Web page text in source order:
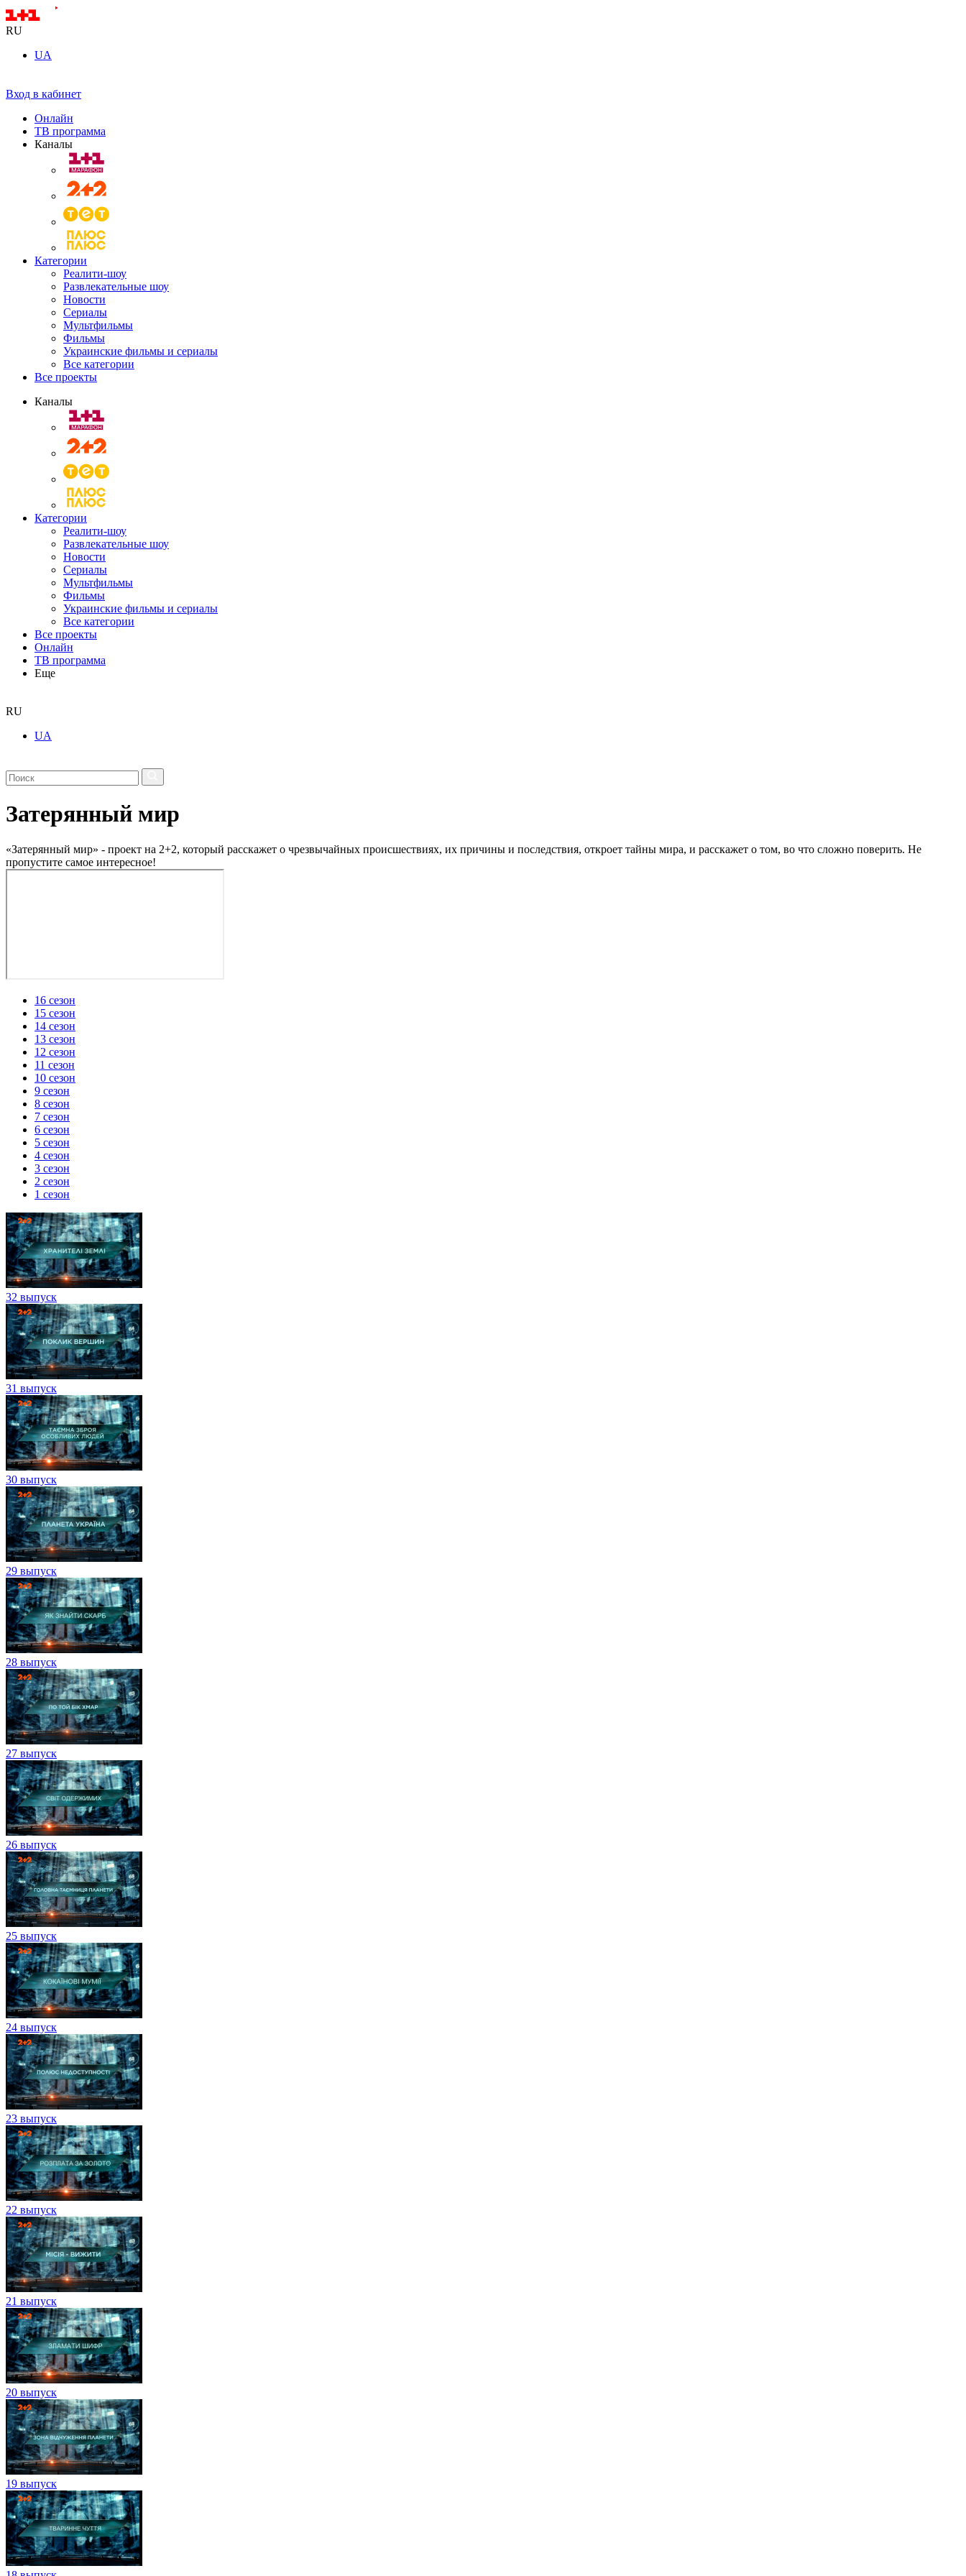
RU
UA
Вход в кабинет
Онлайн
ТВ программа
Каналы
Категории
Реалити-шоу
Развлекательные шоу
Новости
Сериалы
Мультфильмы
Фильмы
Украинские фильмы и сериалы
Все категории
Все проекты
Каналы
Категории
Реалити-шоу
Развлекательные шоу
Новости
Сериалы
Мультфильмы
Фильмы
Украинские фильмы и сериалы
Все категории
Все проекты
Онлайн
ТВ программа
Еще
RU
UA
Затерянный мир
«Затерянный мир» - проект на 2+2, который расскажет о чрезвычайных происшествиях, их причины и последствия, откроет тайны мира, и расскажет о том, во что сложно поверить. Не
пропустите самое интересное!
16 сезон
15 сезон
14 сезон
13 сезон
12 сезон
11 сезон
10 сезон
9 сезон
8 сезон
7 сезон
6 сезон
5 сезон
4 сезон
3 сезон
2 сезон
1 сезон
32 выпуск
31 выпуск
30 выпуск
29 выпуск
28 выпуск
27 выпуск
26 выпуск
25 выпуск
24 выпуск
23 выпуск
22 выпуск
21 выпуск
20 выпуск
19 выпуск